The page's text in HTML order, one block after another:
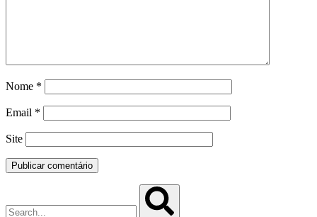
Nome *
Email *
Site